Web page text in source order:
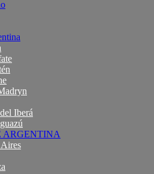
Iberá
ARGENTINA